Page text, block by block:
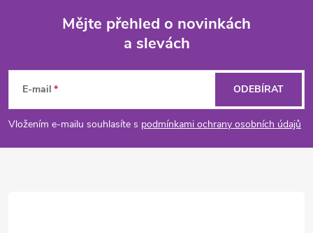
p
a
Mějte přehled o novinkách
a slevách
E-mail
Vložením e-mailu souhlasíte s podmínkami ochrany osobních údajů
ODEBÍRAT